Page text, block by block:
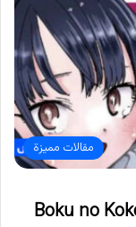
مقالات مميزة
Boku no